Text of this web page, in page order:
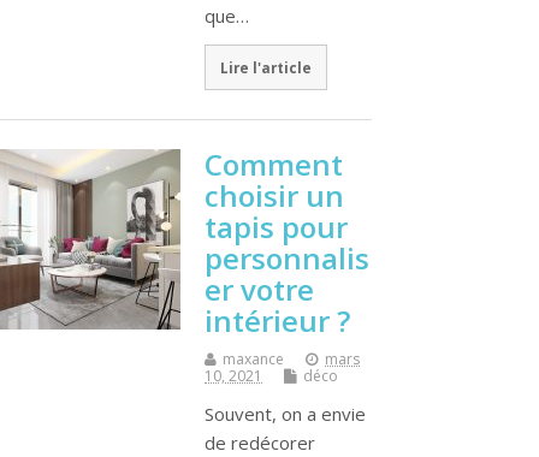
que…
Lire l'article
Comment
choisir un
tapis pour
personnalis
er votre
intérieur ?
maxance
mars
10, 2021
déco
Souvent, on a envie
de redécorer